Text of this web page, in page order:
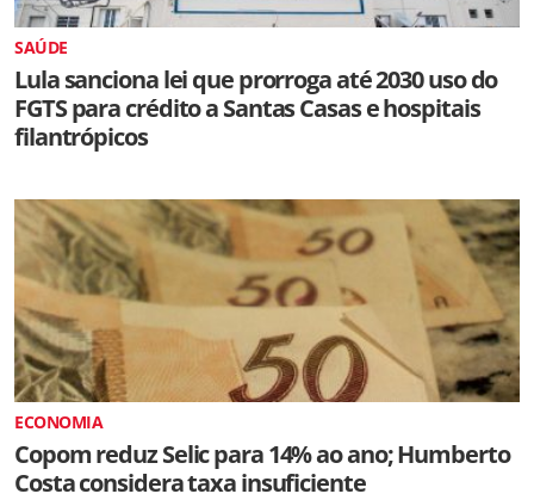
SAÚDE
Lula sanciona lei que prorroga até 2030 uso do
FGTS para crédito a Santas Casas e hospitais
filantrópicos
ECONOMIA
Copom reduz Selic para 14% ao ano; Humberto
Costa considera taxa insuficiente